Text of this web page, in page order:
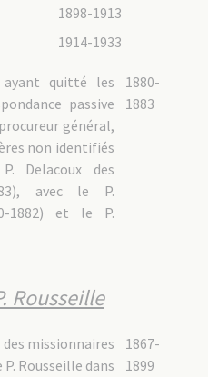
1898-1913
1914-1933
1880-
1883
ayant quitté les
passive
général,
non identifiés
Delacoux des
avec le P.
1882) et le P.
Rousseille
1867-
1899
missionnaires
Rousseille dans